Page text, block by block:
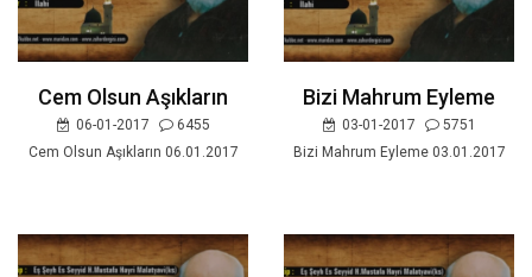
Cem Olsun Aşıkların
06-01-2017
6455
Cem Olsun Aşıkların 06.01.2017
Bizi Mahrum Eyleme
03-01-2017
5751
Bizi Mahrum Eyleme 03.01.2017